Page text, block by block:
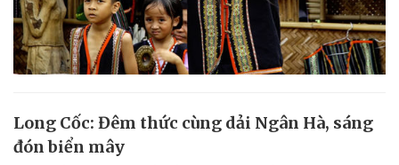
Long Cốc: Đêm thức cùng dải Ngân Hà, sáng
đón biển mây